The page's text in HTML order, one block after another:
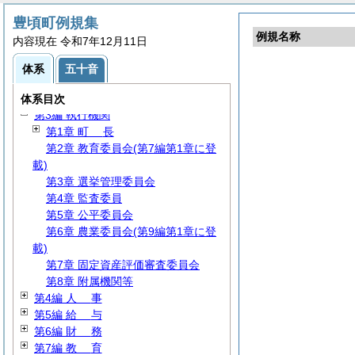
例規名称
豊頃町例規集
内容現在 令和7年12月11日
体系 五十音
体系目次
第1編総規
第2編
第3編 執行機関
第1章 町 長
第2章 教育委員会(第7編第1章に登
載)
第3章 選挙管理委員会
第4章 監査委員
第5章 公平委員会
第6章 農業委員会(第9編第1章に登
載)
第7章 固定資産評価審査委員会
第8章 附属機関等
第4編 人 事
第5編 給 与
第6編 財 務
第7編 教 育